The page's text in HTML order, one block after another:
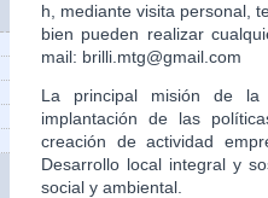
h, mediante visita personal,
bien pueden realizar
mail: brilli.mtg@gmail.com
La principal misión de
implantación de las
creación de actividad
Desarrollo local integral y
social y ambiental.